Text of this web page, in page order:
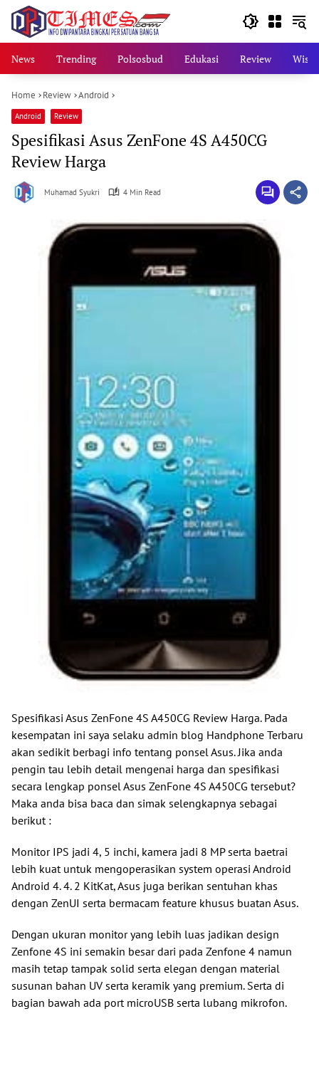
content
News Trending Polsosbud Edukasi Review
Home Review Android
Android Review
Spesifikasi Asus ZenFone 4S A450CG
Review Harga
Muhamad Syukri
4 Min Read
1
Spesifikasi Asus ZenFone 4S A450CG Review Harga. Pada
kesempatan ini saya selaku admin blog Handphone Terbaru
akan sedikit berbagi info tentang ponsel Asus. Jika anda
pengin tau lebih detail mengenai harga dan spesifikasi
secara lengkap ponsel Asus ZenFone 4S A450CG tersebut?
Maka anda bisa baca dan simak selengkapnya sebagai
berikut :
Monitor IPS jadi 4, 5 inchi, kamera jadi 8 MP serta baetrai
lebih kuat untuk mengoperasikan system operasi Android
Android 4. 4. 2 KitKat, Asus juga berikan sentuhan khas
dengan ZenUI serta bermacam feature khusus buatan Asus.
Dengan ukuran monitor yang lebih luas jadikan design
Zenfone 4S ini semakin besar dari pada Zenfone 4 namun
masih tetap tampak solid serta elegan dengan material
susunan bahan UV serta keramik yang premium. Serta di
bagian bawah ada port microUSB serta lubang mikrofon.